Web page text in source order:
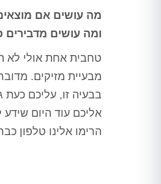
מה עושים אם
ומה עושים
טחבית אחת אולי לא
מבעיית מזיקים.
בבעיה זו, עליכם
אליכם עוד היום
הרימו אלינו טלפון